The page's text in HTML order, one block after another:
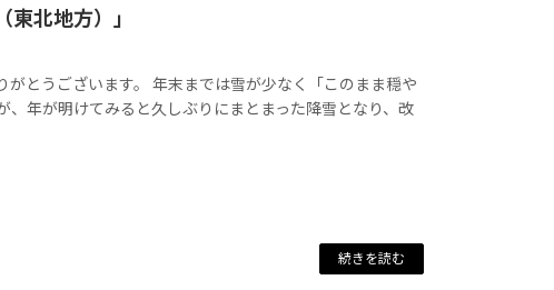
北地方）」
とうございます。 年末までは雪が少なく「このまま穏や
年が明けてみると久しぶりにまとまった降雪となり、改
続きを読む